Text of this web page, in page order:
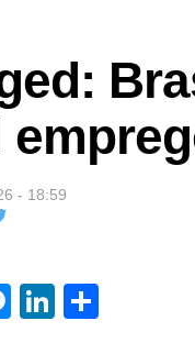
- 18:59
Messenger
LinkedIn